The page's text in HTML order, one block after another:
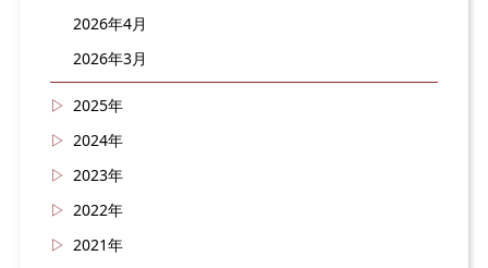
2026年4月
2026年3月
2025年
2024年
2023年
2022年
2021年